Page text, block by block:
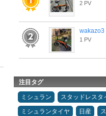
2 PV
wakazo3
1 PV
注目タグ
ミシュラン
スタッドレスタ
ミシュランタイヤ
日産